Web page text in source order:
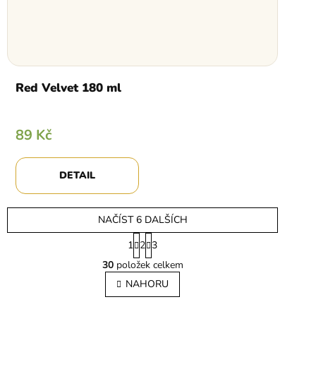
Red Velvet 180 ml
89 Kč
DETAIL
O
v
l
á
NAČÍST 6 DALŠÍCH
S
t
r
á
n
k
1 2 3
30položek celkem
NAHORU